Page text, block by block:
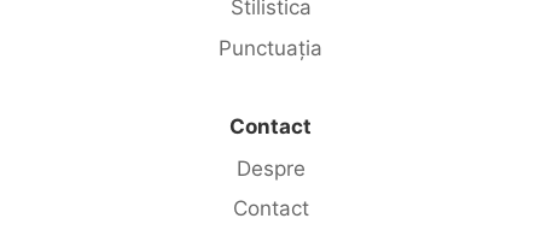
Stilistica
Punctuația
Contact
Despre
Contact